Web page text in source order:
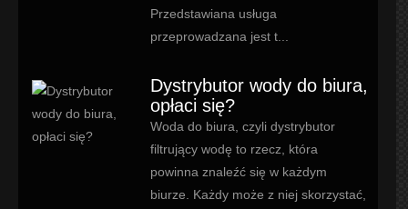
Przedstawiana usługa
przeprowadzana jest t...
Dystrybutor wody do biura,
opłaci się?
Woda do biura, czyli dystrybutor
filtrujący wodę to rzecz, która
powinna znaleźć się w każdym
biurze. Każdy może z niej skorzystać,